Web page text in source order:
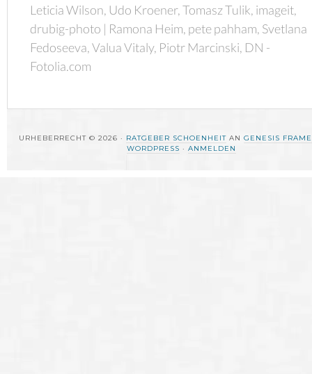
Leticia Wilson, Udo Kroener, Tomasz Tulik, imageit,
drubig-photo | Ramona Heim, pete pahham, Svetlana
Fedoseeva, Valua Vitaly, Piotr Marcinski, DN -
Fotolia.com
URHEBERRECHT © 2026 · RATGEBER SCHOENHEIT AN GENESIS
WORDPRESS · ANMELDEN